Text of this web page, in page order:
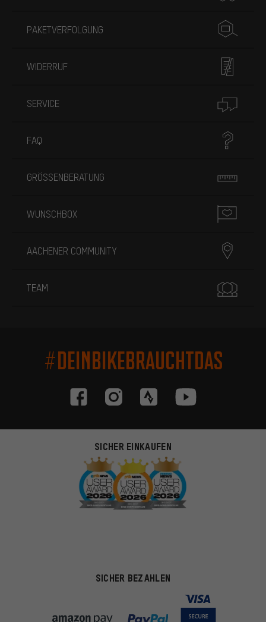
PAKETVERFOLGUNG
WIDERRUF
SERVICE
FAQ
GRÖSSENBERATUNG
WUNSCHBOX
AACHENER COMMUNITY
TEAM
#DEINBIKEBRAUCHTDAS
SICHER EINKAUFEN
SICHER BEZAHLEN